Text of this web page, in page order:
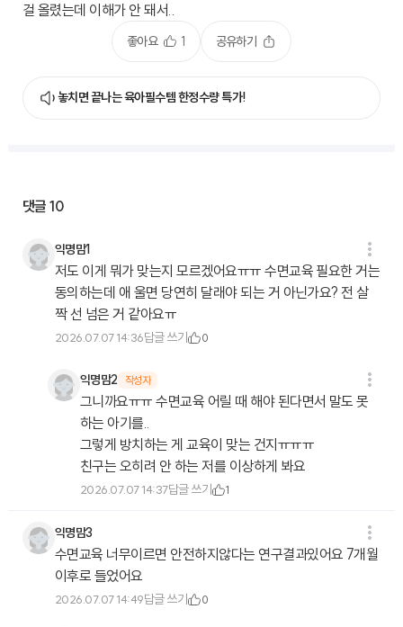
걸 올렸는데 이해가 안 돼서..
좋아요 1 공유하기
놓치면 끝나는 육아필수템 한정수량 특가!
댓글10
익명맘1
저도 이게 뭐가 맞는지 모르겠어요ㅠㅠ 수면교육 필요한 거는
동의하는데 애 울면 당연히 달래야 되는 거 아닌가요? 전 살
짝 선 넘은 거 같아요ㅠ
2026.07.07 14:36답글 쓰기 0
익명맘2 작성자
그니까요ㅠㅠ 수면교육 어릴 때 해야 된다면서 말도 못
하는 아기를..
그렇게 방치하는 게 교육이 맞는 건지ㅠㅠㅠ
친구는 오히려 안 하는 저를 이상하게 봐요
2026.07.07 14:37답글 쓰기 1
익명맘3
수면교육 너무이르면 안전하지않다는 연구결과있어요 7개월
이후로 들었어요
2026.07.07 14:49답글 쓰기 0